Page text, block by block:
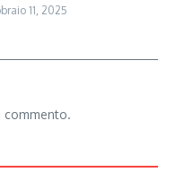
11, 2025
commento.